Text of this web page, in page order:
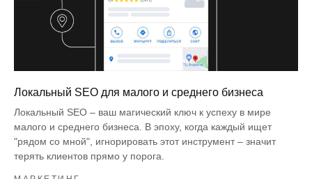
Локальный SEO для малого и среднего бизнеса
Локальный SEO – ваш магический ключ к успеху в мире
малого и среднего бизнеса. В эпоху, когда каждый ищет
"рядом со мной", игнорировать этот инструмент – значит
терять клиентов прямо у порога.